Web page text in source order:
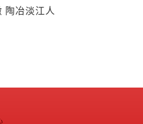
陶冶淡江人